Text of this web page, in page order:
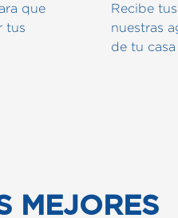
que
tus
Recibe
nuestras
de tu casa
MEJORES